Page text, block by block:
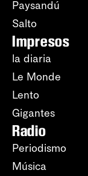
Paysandú
Salto
Impresos
la diaria
Le Monde
Lento
Gigantes
Radio
Periodismo
Música